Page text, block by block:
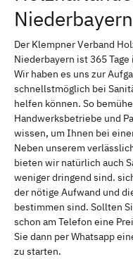
Niederbayern
Der Klempner Verband
Niederbayern ist 365
Wir haben es uns zur
schnellstmöglich bei
helfen können. So
Handwerksbetriebe und
wissen, um Ihnen bei
Neben unserem
bieten wir natürlich auch
weniger dringend sind.
der nötige Aufwand und
bestimmen sind. Sollten
schon am Telefon eine
Sie dann per Whatsapp
zu starten.